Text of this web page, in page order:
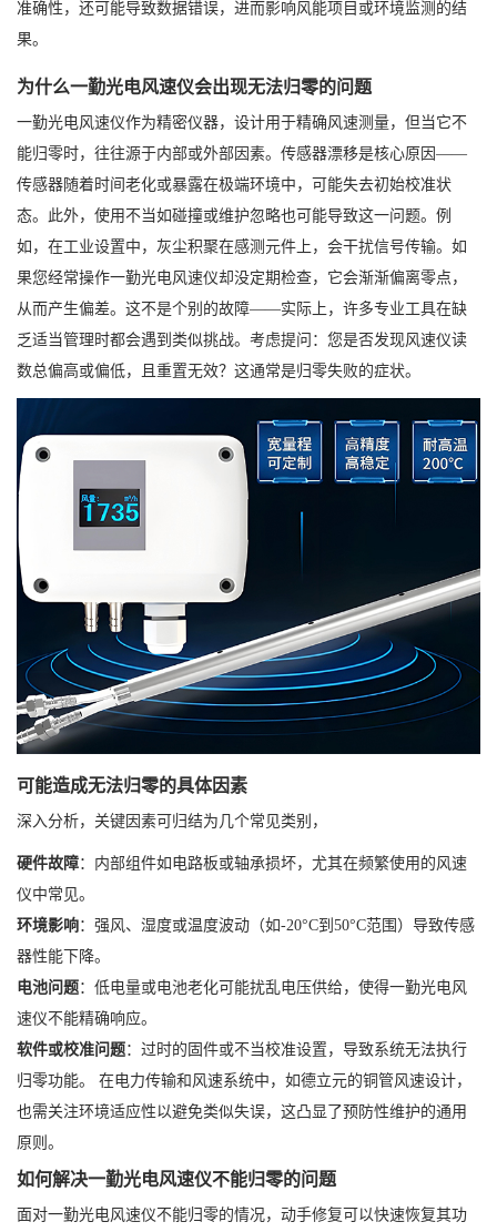
准确性，还可能导致数据错误，进而影响风能项目或环境监测的结
果。
为什么一勤光电风速仪会出现无法归零的问题
一勤光电风速仪作为精密仪器，设计用于精确风速测量，但当它不
能归零时，往往源于内部或外部因素。传感器漂移是核心原因——
传感器随着时间老化或暴露在极端环境中，可能失去初始校准状
态。此外，使用不当如碰撞或维护忽略也可能导致这一问题。例
如，在工业设置中，灰尘积聚在感测元件上，会干扰信号传输。如
果您经常操作一勤光电风速仪却没定期检查，它会渐渐偏离零点，
从而产生偏差。这不是个别的故障——实际上，许多专业工具在缺
乏适当管理时都会遇到类似挑战。考虑提问：您是否发现风速仪读
数总偏高或偏低，且重置无效？这通常是归零失败的症状。
可能造成无法归零的具体因素
深入分析，关键因素可归结为几个常见类别，
硬件故障：内部组件如电路板或轴承损坏，尤其在频繁使用的风速
仪中常见。
环境影响：强风、湿度或温度波动（如-20°C到50°C范围）导致传感
器性能下降。
电池问题：低电量或电池老化可能扰乱电压供给，使得一勤光电风
速仪不能精确响应。
软件或校准问题：过时的固件或不当校准设置，导致系统无法执行
归零功能。 在电力传输和风速系统中，如德立元的铜管风速设计，
也需关注环境适应性以避免类似失误，这凸显了预防性维护的通用
原则。
如何解决一勤光电风速仪不能归零的问题
面对一勤光电风速仪不能归零的情况，动手修复可以快速恢复其功